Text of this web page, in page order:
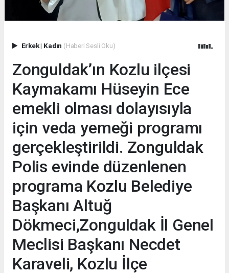
Erkek| Kadın (Haberi Sesli Oku)
Zonguldak’ın Kozlu ilçesi
Kaymakamı Hüseyin Ece
emekli olması dolayısıyla
için veda yemeği programı
gerçekleştirildi. Zonguldak
Polis evinde düzenlenen
programa Kozlu Belediye
Başkanı Altuğ
Dökmeci,Zonguldak İl Genel
Meclisi Başkanı Necdet
Karaveli, Kozlu İlçe